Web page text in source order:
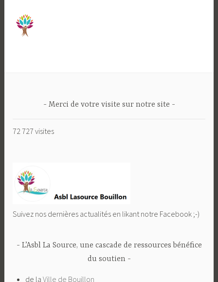
Merci de votre visite sur notre site
72 727 visites
Suivez nos dernières actualités en likant notre Facebook ;-)
L’Asbl La Source, une cascade de ressources bénéfice
du soutien
de la Ville de Bouillon